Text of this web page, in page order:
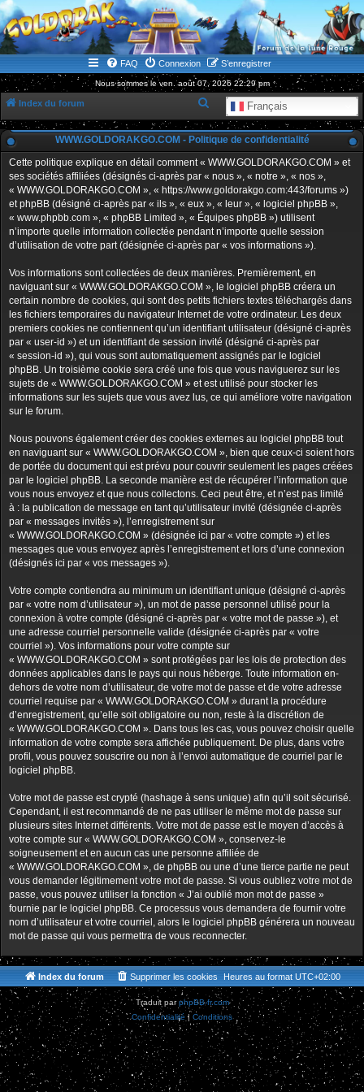
WWW.GOLDORAKGO.COM
le site de la Lune Rouge
FAQ Connexion S’enregistrer
Nous sommes le ven. août 07, 2026 22:29 pm
Index du forum Français
e
c
h
e
c
r
WWW.GOLDORAKGO.COM - Politique de confidentialité
Cette politique explique en détail comment « WWW.GOLDORAKGO.COM » et
ses sociétés affiliées (désignés ci-après par « nous », « notre », « nos »,
« WWW.GOLDORAKGO.COM », « https://www.goldorakgo.com:443/forums »)
et phpBB (désigné ci-après par « ils », « eux », « leur », « logiciel phpBB »,
« www.phpbb.com », « phpBB Limited », « Équipes phpBB ») utilisent
n’importe quelle information collectée pendant n’importe quelle session
d’utilisation de votre part (désignée ci-après par « vos informations »).
Vos informations sont collectées de deux manières. Premièrement, en
naviguant sur « WWW.GOLDORAKGO.COM », le logiciel phpBB créera un
certain nombre de cookies, qui sont des petits fichiers textes téléchargés dans
les fichiers temporaires du navigateur Internet de votre ordinateur. Les deux
premiers cookies ne contiennent qu’un identifiant utilisateur (désigné ci-après
par « user-id ») et un identifiant de session invité (désigné ci-après par
« session-id »), qui vous sont automatiquement assignés par le logiciel
phpBB. Un troisième cookie sera créé une fois que vous naviguerez sur les
sujets de « WWW.GOLDORAKGO.COM » et est utilisé pour stocker les
informations sur les sujets que vous avez lus, ce qui améliore votre navigation
sur le forum.
Nous pouvons également créer des cookies externes au logiciel phpBB tout
en naviguant sur « WWW.GOLDORAKGO.COM », bien que ceux-ci soient hors
de portée du document qui est prévu pour couvrir seulement les pages créées
par le logiciel phpBB. La seconde manière est de récupérer l’information que
vous nous envoyez et que nous collectons. Ceci peut être, et n’est pas limité
à : la publication de message en tant qu’utilisateur invité (désignée ci-après
par « messages invités »), l’enregistrement sur
« WWW.GOLDORAKGO.COM » (désignée ici par « votre compte ») et les
messages que vous envoyez après l’enregistrement et lors d’une connexion
(désignés ici par « vos messages »).
Votre compte contiendra au minimum un identifiant unique (désigné ci-après
par « votre nom d’utilisateur »), un mot de passe personnel utilisé pour la
connexion à votre compte (désigné ci-après par « votre mot de passe »), et
une adresse courriel personnelle valide (désignée ci-après par « votre
courriel »). Vos informations pour votre compte sur
« WWW.GOLDORAKGO.COM » sont protégées par les lois de protection des
données applicables dans le pays qui nous héberge. Toute information en-
dehors de votre nom d’utilisateur, de votre mot de passe et de votre adresse
courriel requise par « WWW.GOLDORAKGO.COM » durant la procédure
d’enregistrement, qu’elle soit obligatoire ou non, reste à la discrétion de
« WWW.GOLDORAKGO.COM ». Dans tous les cas, vous pouvez choisir quelle
information de votre compte sera affichée publiquement. De plus, dans votre
profil, vous pouvez souscrire ou non à l’envoi automatique de courriel par le
logiciel phpBB.
Votre mot de passe est crypté (hashage à sens unique) afin qu’il soit sécurisé.
Cependant, il est recommandé de ne pas utiliser le même mot de passe sur
plusieurs sites Internet différents. Votre mot de passe est le moyen d’accès à
votre compte sur « WWW.GOLDORAKGO.COM », conservez-le
soigneusement et en aucun cas une personne affiliée de
« WWW.GOLDORAKGO.COM », de phpBB ou une d’une tierce partie ne peut
vous demander légitimement votre mot de passe. Si vous oubliez votre mot de
passe, vous pouvez utiliser la fonction « J’ai oublié mon mot de passe »
fournie par le logiciel phpBB. Ce processus vous demandera de fournir votre
nom d’utilisateur et votre courriel, alors le logiciel phpBB générera un nouveau
mot de passe qui vous permettra de vous reconnecter.
Index du forum Heures au format UTC+02:00
Supprimer les cookies
Traduit parphpBB-fr.com
Confidentialité | Conditions